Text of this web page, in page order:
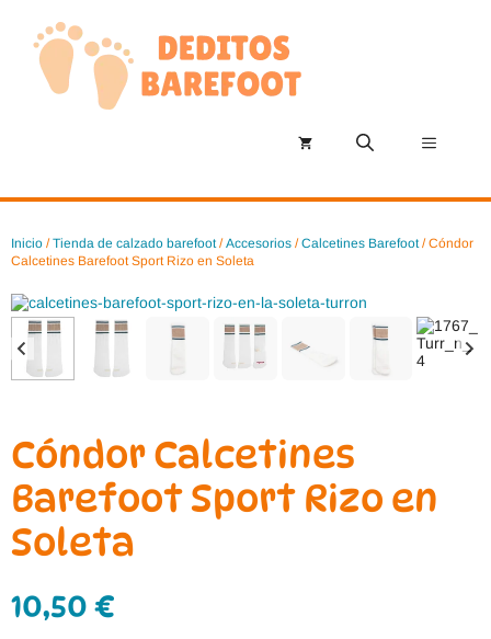
contenido
Menú
Inicio /Tienda de calzado barefoot/Accesorios /Calcetines Barefoot/ Cóndor
Calcetines Barefoot Sport Rizo en Soleta
Cóndor Calcetines
Barefoot Sport Rizo en
Soleta
10,50 €